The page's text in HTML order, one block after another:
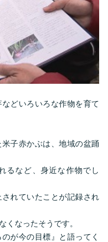
どいろいろな作物を育て
子赤かぶは、地域の盆踊
るなど、身近な作物でし
れていたことが記録され
くなったそうです。
が今の目標』と語ってく